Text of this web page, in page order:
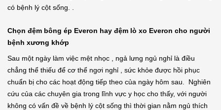
có bệnh lý cột sống. .
Chọn đệm bông ép Everon hay đệm lò xo Everon cho người
bệnh xương khớp
Sau một ngày làm việc mệt nhọc , ngả lưng ngủ nghỉ là điều
chẳng thể thiếu để cơ thể ngơi nghỉ , sức khỏe được hồi phục
chuẩn bị cho các hoạt động tiếp theo của ngày hôm sau. Nghiên
cứu của các chuyên gia trong lĩnh vực y học cho thấy, với người
không có vấn đề về bệnh lý cột sống thì thời gian nằm ngủ thích